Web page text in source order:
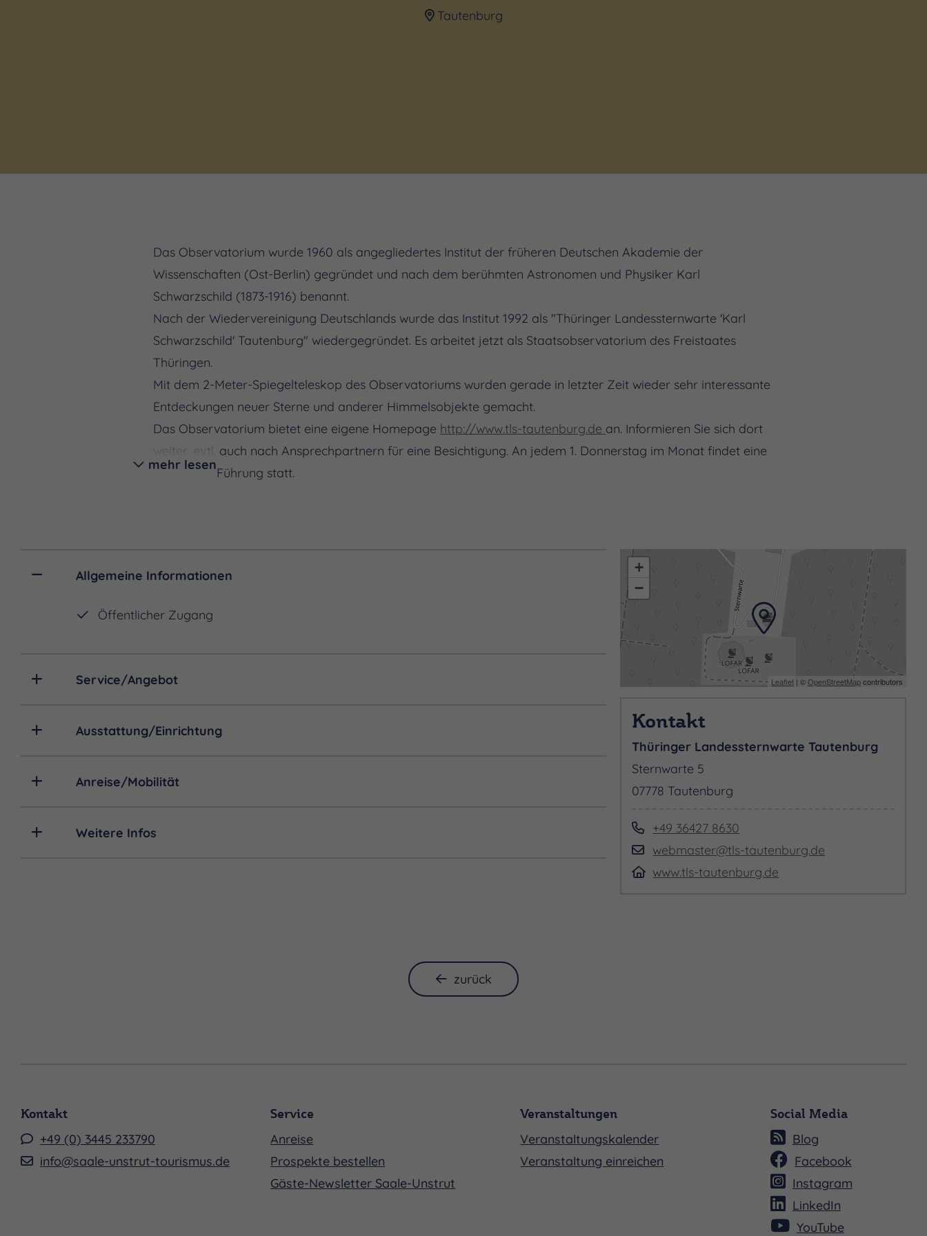
Tautenburg
Das Observatorium wurde 1960 als angegliedertes Institut der früheren Deutschen Akademie der
Wissenschaften (Ost-Berlin) gegründet und nach dem berühmten Astronomen und Physiker Karl
Schwarzschild (1873-1916) benannt.
Nach der Wiedervereinigung Deutschlands wurde das Institut 1992 als "Thüringer Landessternwarte 'Karl
Schwarzschild' Tautenburg" wiedergegründet. Es arbeitet jetzt als Staatsobservatorium des Freistaates
Thüringen.
Mit dem 2-Meter-Spiegelteleskop des Observatoriums wurden gerade in letzter Zeit wieder sehr interessante
Entdeckungen neuer Sterne und anderer Himmelsobjekte gemacht.
Das Observatorium bietet eine eigene Homepage http://www.tls-tautenburg.de an. Informieren Sie sich dort
weiter, evtl. auch nach Ansprechpartnern für eine Besichtigung. An jedem 1. Donnerstag im Monat findet eine
öffentliche Führung statt.
mehr lesen
Allgemeine Informationen
Öffentlicher Zugang
Service/Angebot
Ausstattung/Einrichtung
Anreise/Mobilität
Weitere Infos
+
−
Leaflet| ©OpenStreetMapcontributors
Kontakt
Thüringer Landessternwarte Tautenburg
Sternwarte 5
07778 Tautenburg
+49 36427 8630
webmaster@tls-tautenburg.de
www.tls-tautenburg.de
zurück
Kontakt
+49 (0) 3445 233790
info@saale-unstrut-tourismus.de
Service
Anreise
Prospekte bestellen
Gäste-Newsletter Saale-Unstrut
Veranstaltungen
Veranstaltungskalender
Veranstaltung einreichen
Social Media
Blog
Facebook
Instagram
LinkedIn
YouTube